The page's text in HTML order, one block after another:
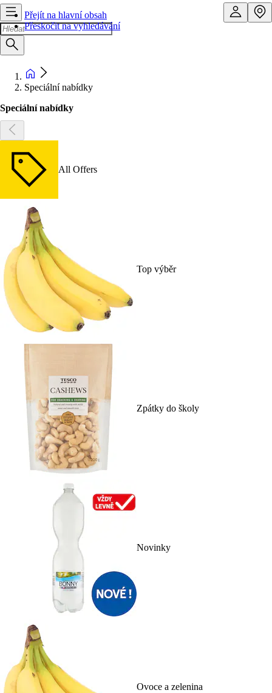
Přejít na hlavní obsah
Přeskočit na vyhledávání
Speciální nabídky
Speciální nabídky
All Offers
Top výběr
Zpátky do školy
Novinky
Ovoce a zelenina